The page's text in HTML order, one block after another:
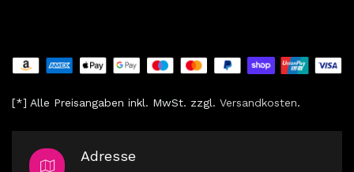
[*] Alle Preisangaben inkl. MwSt. zzgl. Versandkosten.
Adresse